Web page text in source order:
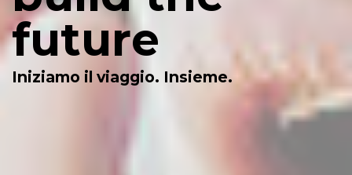
future
Iniziamo il viaggio. Insieme.